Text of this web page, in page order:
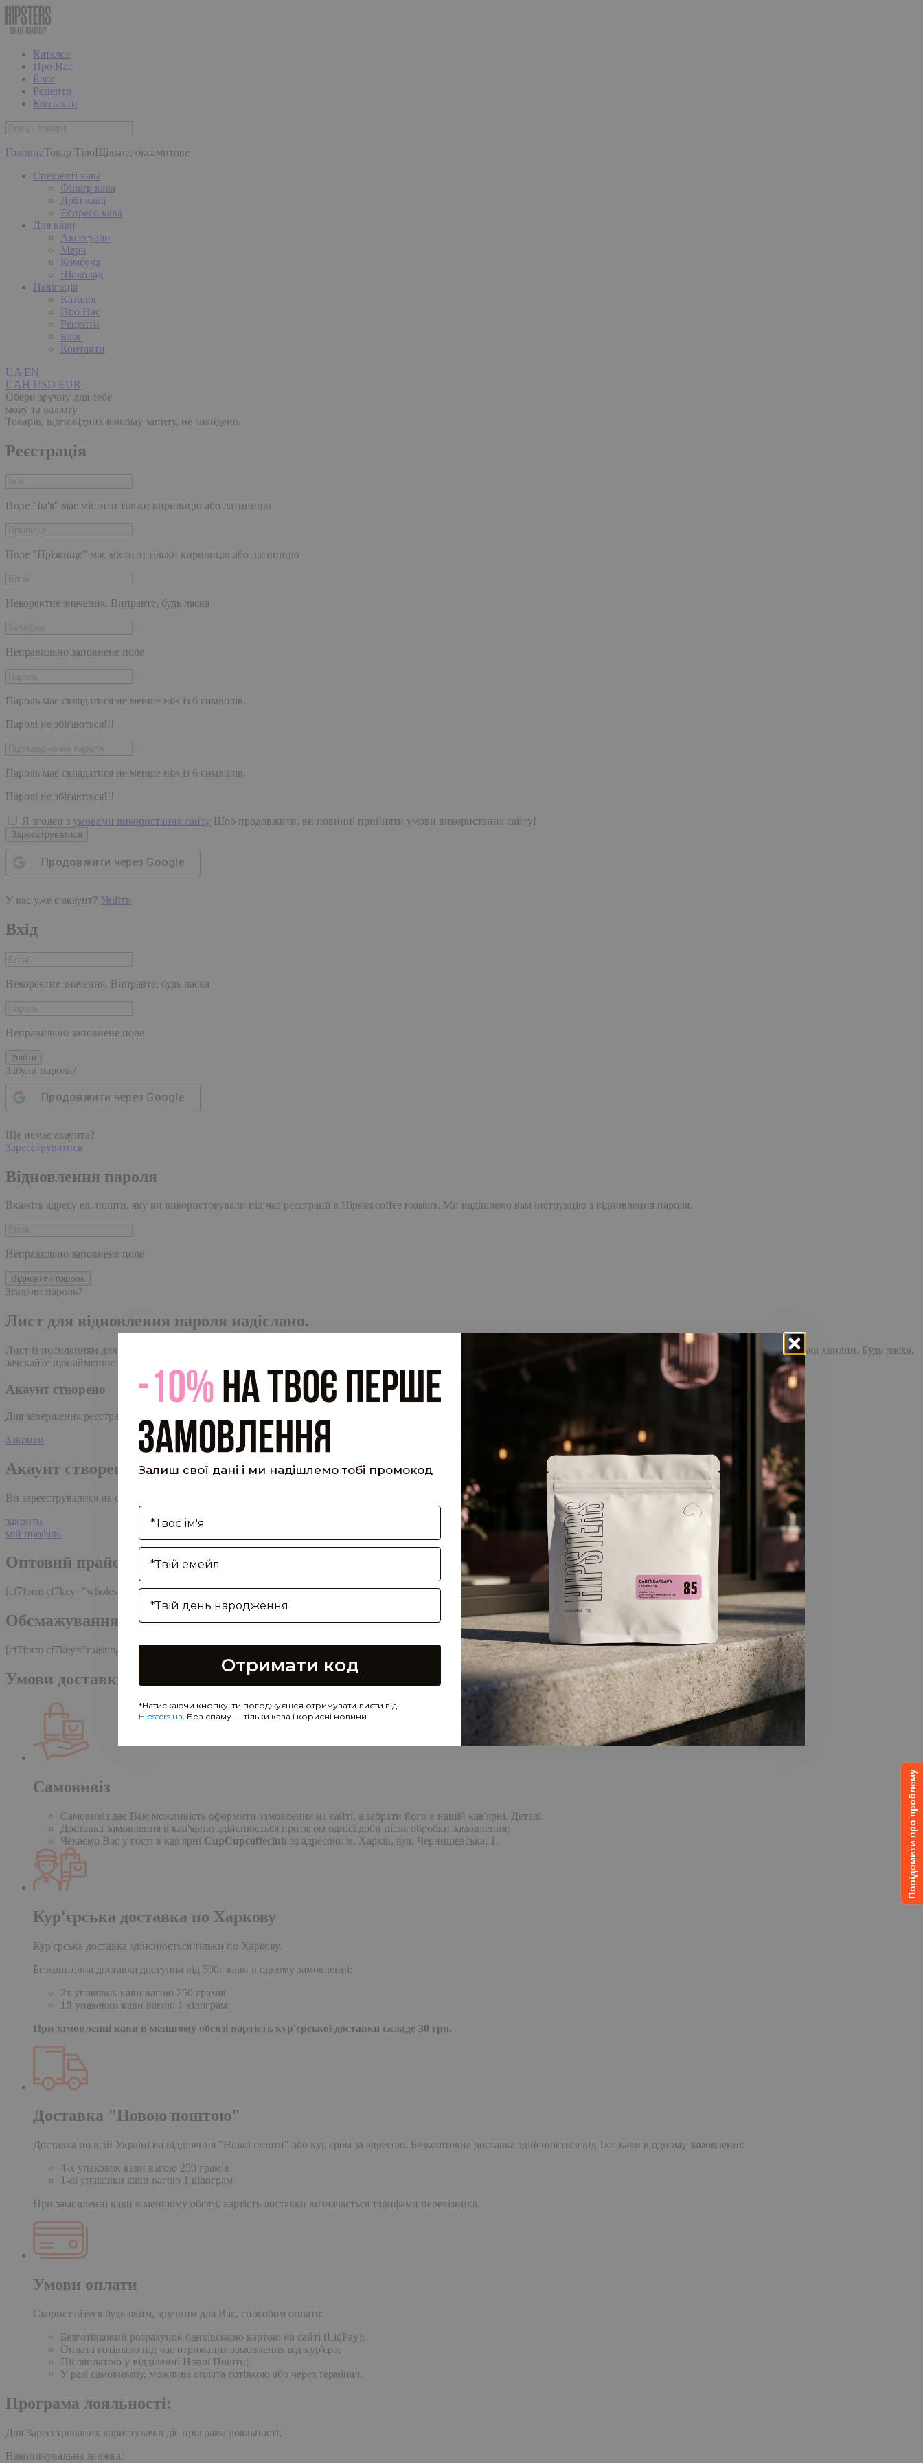
Повідомити про проблему
Каталог
Про Нас
Блог
Рецепти
Контакти
ГоловнаТовар ТілоЩільне, оксамитове
Спешелті кава
Фільтр кава
Дріп кава
Еспресо кава
Для кави
Аксесуари
Мерч
Комбуча
Шоколад
Навігація
Каталог
Про Нас
Рецепти
Блог
Контакти
UA EN
UAH USD EUR
Обери зручну для себе
мову та валюту
Товарів, відповідних вашому запиту, не знайдено.
Реєстрація
Поле "Ім'я" має містити тільки кирилицю або латиницю
Поле "Прізвище" має містити тільки кирилицю або латиницю
Некоректне значення. Виправте, будь ласка
Неправильно заповнене поле
Пароль має складатися не менше ніж із 6 символів.
Паролі не збігаються!!!
Пароль має складатися не менше ніж із 6 символів.
Паролі не збігаються!!!
Я згоден з умовами використання сайту Щоб продовжити, ви повинні прийняти умови використання сайту!
Зареєструватися
Продовжити через Google
У вас уже є акаунт? Увійти
Вхід
Некоректне значення. Виправте, будь ласка
Неправильно заповнене поле
Увійти
Забули пароль?
Продовжити через Google
Ще немає акаунта?
Зареєструватися
Відновлення пароля
Вкажіть адресу ел. пошти, яку ви використовували під час реєстрації в Hipster.coffee roasters. Ми надішлемо вам інструкцію з відновлення пароля.
Неправильно заповнене поле
Відновити пароль
Згадали пароль?
Лист для відновлення пароля надіслано.
Лист із посиланням для скидання пароля було надіслано на адресу електронної пошти, прив'язану до вашого облікового запису, доставка повідомлення може зайняти кілька хвилин. Будь ласка,
зачекайте щонайменше 10 хвилин, перш ніж ініціювати ще один запит.
Акаунт створено
Для завершення реєстрації, перейдіть за посиланням у листі, який було надіслано Вам на пошту!
Закрити
Акаунт створено
Ви зареєструвалися на сайті
roasters і вже можете користуватися особистим кабінетом, щоб отримувати знижки та відстежувати історію замовлень!
закрити
мій профіль
Оптовий прайс
[cf7form cf7key="wholesale-popup"]
Обсмажування кави
[cf7form cf7key="roasting-popup"]
Умови доставки та оплати
Самовивіз
Самовивіз дає Вам можливість оформити замовлення на сайті, а забрати його в нашій кав'ярні. Деталі:
Доставка замовлення в кав'ярню здійснюється протягом однієї доби після обробки замовлення;
Чекаємо Вас у гості в кав'ярні CupCupcoffeclub за адресою: м. Харків, вул. Чернишевська, 1.
Кур'єрська доставка по Харкову
Кур'єрська доставка здійснюється тільки по Харкову.
Безкоштовна доставка доступна від 500г кави в одному замовленні:
2х упаковок кави вагою 250 грамів
1й упаковки кави вагою 1 кілограм
При замовленні кави в меншому обсязі вартість кур'єрської доставки складе 30 грн.
Доставка "Новою поштою"
Доставка по всій Україні на відділення "Нової пошти" або кур'єром за адресою. Безкоштовна доставка здійснюється від 1кг. кави в одному замовленні:
4-х упаковок кави вагою 250 грамів
1-ої упаковки кави вагою 1 кілограм
При замовленні кави в меншому обсязі, вартість доставки визначається тарифами перевізника.
Умови оплати
Скористайтеся будь-яким, зручним для Вас, способом оплати:
Безготівковий розрахунок банківською картою на сайті (LiqPay);
Оплата готівкою під час отримання замовлення від кур'єра;
Післяплатою у відділенні Нової Пошти;
У разі самовивозу, можлива оплата готівкою або через термінал.
Програма лояльності:
Для Зареєстрованих користувачів діє програма лояльності:
Накопичувальна знижка:
Залиш свої дані і ми надішлемо тобі промокод
І'мя
Enter your email address
Birthday
Отримати код
*Натискаючи кнопку, ти погоджуєшся отримувати листи від
Hipsters.ua. Без спаму — тільки кава і корисні новини.